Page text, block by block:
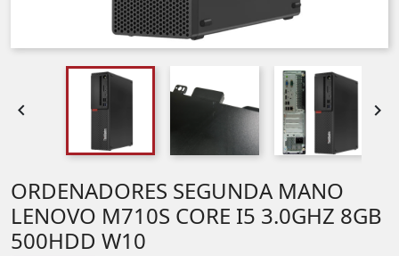
 
ORDENADORES SEGUNDA MANO
LENOVO M710S CORE I5 3.0GHZ 8GB
500HDD W10